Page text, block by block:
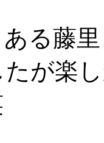
る藤
が楽